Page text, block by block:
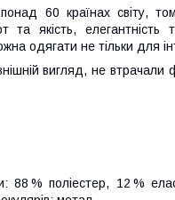
60 країнах світу,
та якість,
одягати не тільки
вигляд, не
88 % поліестер, 12 %